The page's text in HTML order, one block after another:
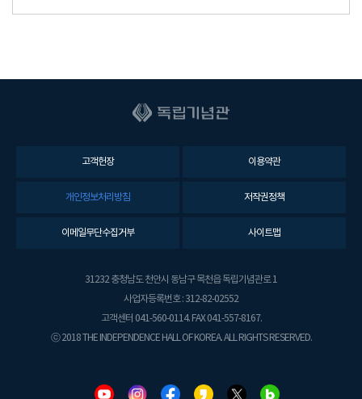
고객헌장 이용약관
개인정보처리방침 저작권정책
이메일무단수집거부 사이트맵
31232 충청남도 천안시 동남구 목천읍 독립기념관로 1
사업자등록번호 : 312-82-02552
고객센터 041-560-0114. FAX 041-557-8167.
ⓒ 2018 THE INDEPENDENCE HALL OF KOREA. ALL RIGHTS RESERVED.